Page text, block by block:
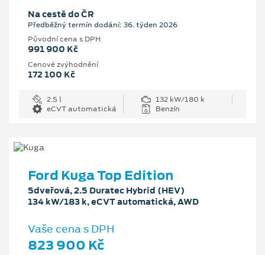
Na cestě do ČR
Předběžný termín dodání: 36. týden 2026
Původní cena s DPH
991 900 Kč
Cenové zvýhodnění
172 100 Kč
2.5 l
132 kW/180 k
eCVT automatická
Benzín
Ford Kuga Top Edition
5dveřová, 2.5 Duratec Hybrid (HEV)
134 kW/183 k, eCVT automatická, AWD
Vaše cena s DPH
823 900 Kč